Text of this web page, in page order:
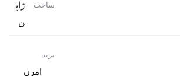
ساخت
ژاپ
ن
برند
امرن